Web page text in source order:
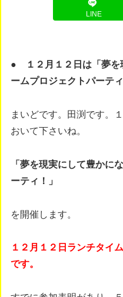
LINE
● １２月１２日は「夢を
ームプロジェクトパーティ
まいどです。田渕です。
おいて下さいね。
「夢を現実にして豊か
ーティ！」
を開催します。
１２月１２日ランチタイ
です。